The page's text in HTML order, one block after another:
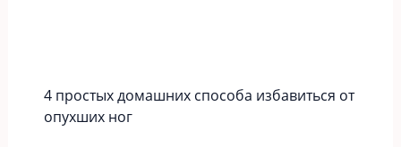
4 простых домашних способа избавиться от
опухших ног